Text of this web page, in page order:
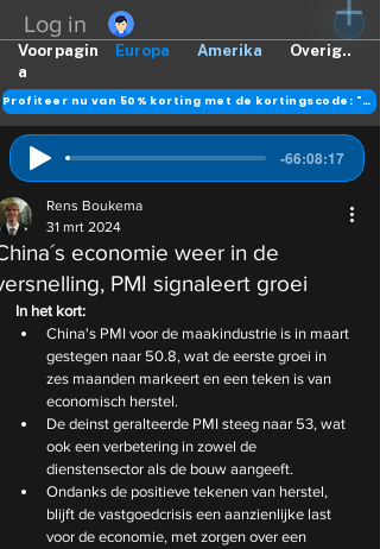
Log in
Europa Amerika Overig..
Voorpagin
a
Profiteer nu van 50% korting met de kortingscode: "DANK"
-66:08:17
economie weer in de
PMI signaleert groei
Rens Boukema
31 mrt 2024
In het kort:
China's PMI voor de maakindustrie is in maart
gestegen naar 50.8, wat de eerste groei in
zes maanden markeert en een teken is van
economisch herstel.
De deinst geralteerde PMI steeg naar 53, wat
ook een verbetering in zowel de
dienstensector als de bouw aangeeft.
Ondanks de positieve tekenen van herstel,
blijft de vastgoedcrisis een aanzienlijke last
voor de economie, met zorgen over een